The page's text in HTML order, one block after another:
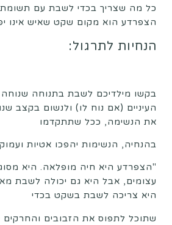
כל מה שצריך בכדי לשבת עם
הצפרדע הוא מקום שקט שאיש אינו
הנחיות לתרגול:
בקשו מילדיכם לשבת בתנוחה
העיניים (אם נוח לו) ולנשום בקצב
את הנשימה, ככל שתתקדמו
בהנחיה, הנשימות יהפכו אטיות
"הצפרדע היא חיה מופלאה. היא
עצומים, אבל היא גם יכולה לשבת
היא צריכה לשבת בשקט בכדי
שתוכל לתפוס את הזבובים